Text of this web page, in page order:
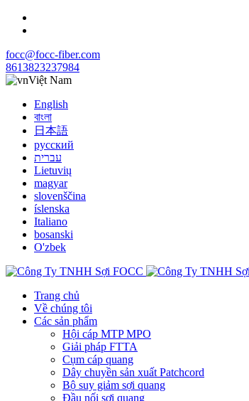
focc@focc-fiber.com
8613823237984
Việt Nam
English
বাংলা
日本語
русский
עברית
Lietuvių
magyar
slovenščina
íslenska
Italiano
bosanski
O'zbek
Trang chủ
Về chúng tôi
Các sản phẩm
Hội cáp MTP MPO
Giải pháp FTTA
Cụm cáp quang
Dây chuyền sản xuất Patchcord
Bộ suy giảm sợi quang
Đầu nối sợi quang